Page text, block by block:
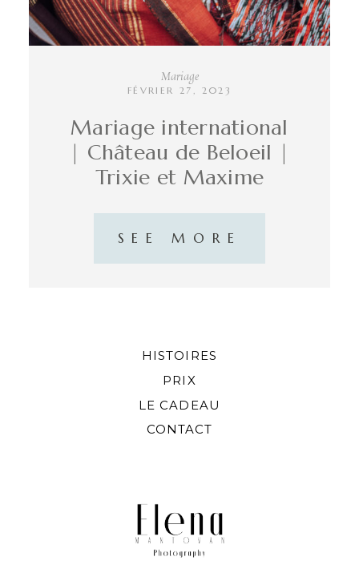
Mariage
FÉVRIER 27, 2023
Mariage international
| Château de Beloeil |
Trixie et Maxime
SEE MORE
HISTOIRES
PRIX
LE CADEAU
CONTACT